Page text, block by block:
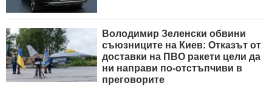
Володимир Зеленски обвини
съюзниците на Киев: Отказът от
доставки на ПВО ракети цели да
ни направи по-отстъпчиви в
преговорите